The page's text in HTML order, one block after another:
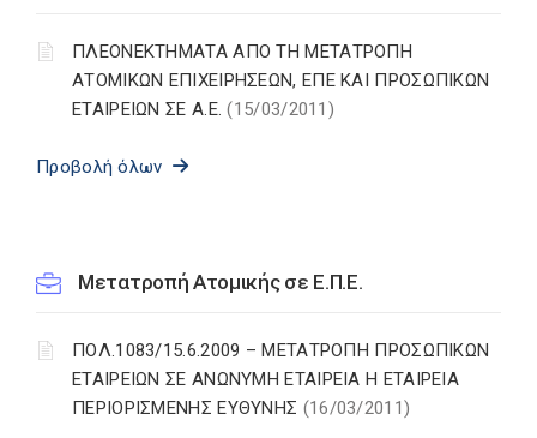
ΠΛΕΟΝΕΚΤΗΜΑΤΑ ΑΠΟ ΤΗ ΜΕΤΑΤΡΟΠΗ
ΑΤΟΜΙΚΩΝ ΕΠΙΧΕΙΡΗΣΕΩΝ, ΕΠΕ ΚΑΙ ΠΡΟΣΩΠΙΚΩΝ
ΕΤΑΙΡΕΙΩΝ ΣΕ Α.Ε.(15/03/2011)
Προβολή όλων
Μετατροπή Ατομικής σε Ε.Π.Ε.
ΠΟΛ.1083/15.6.2009 – ΜΕΤΑΤΡΟΠΗ ΠΡΟΣΩΠΙΚΩΝ
ΕΤΑΙΡΕΙΩΝ ΣΕ ΑΝΩΝΥΜΗ ΕΤΑΙΡΕΙΑ Η ΕΤΑΙΡΕΙΑ
ΠΕΡΙΟΡΙΣΜΕΝΗΣ ΕΥΘΥΝΗΣ (16/03/2011)